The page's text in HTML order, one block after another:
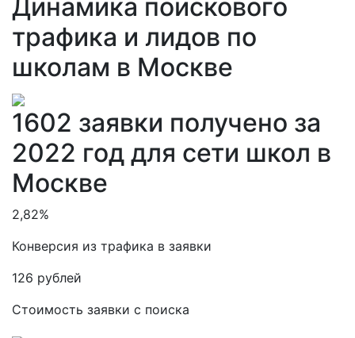
Динамика поискового
трафика и лидов по
школам в Москве
1602 заявки получено за
2022 год для сети школ в
Москве
2,82%
Конверсия из трафика в заявки
126 рублей
Стоимость заявки с поиска